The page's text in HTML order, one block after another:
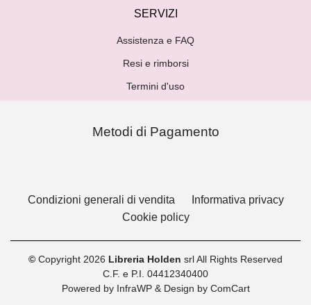
SERVIZI
Assistenza e FAQ
Resi e rimborsi
Termini d'uso
Metodi di Pagamento
Condizioni generali di vendita
Informativa privacy
Cookie policy
© Copyright 2026 Libreria Holden srl All Rights Reserved
C.F. e P.I. 04412340400
Powered by InfraWP& Design by ComCart